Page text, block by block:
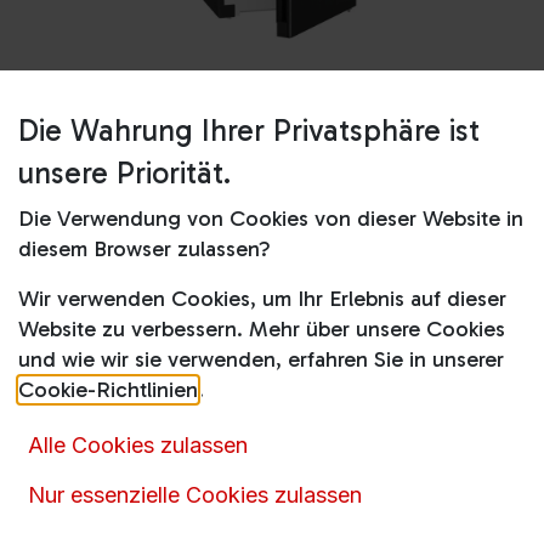
Shop
Kühl-Gefrierkombinationen
CBNbda 5723 Plus
CBNbda 5723 Plus
1.398,00€ inkl. MwSt.1.683,00€
Artikelnummer :
14654
Die Wahrung Ihrer Privatsphäre ist
unsere Priorität.
Die Verwendung von Cookies von dieser Website in
diesem Browser zulassen?
Wir verwenden Cookies, um Ihr Erlebnis auf dieser
Website zu verbessern. Mehr über unsere Cookies
und wie wir sie verwenden, erfahren Sie in unserer
Cookie-Richtlinien.
Alle Cookies zulassen
Nur essenzielle Cookies zulassen